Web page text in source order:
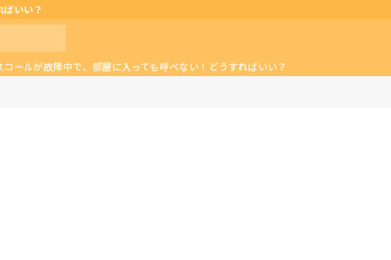
いい？
コールが故障中で、部屋に入っても呼べない！どうすればいい？